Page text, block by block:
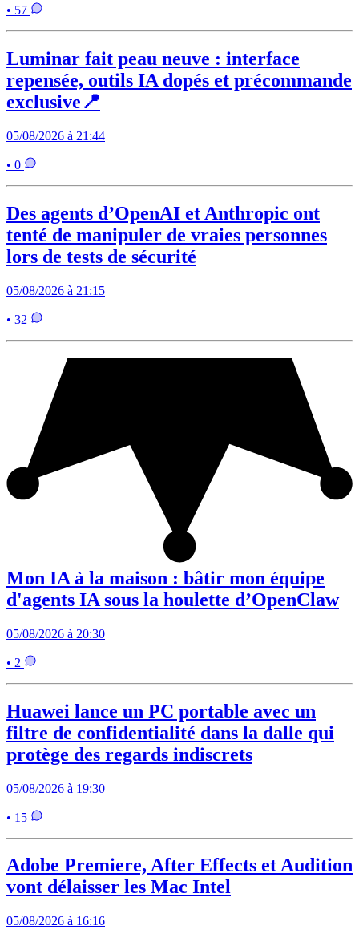
• 57
Luminar fait peau neuve : interface
repensée, outils IA dopés et précommande
exclusive📍
05/08/2026 à 21:44
• 0
Des agents d’OpenAI et Anthropic ont
tenté de manipuler de vraies personnes
lors de tests de sécurité
05/08/2026 à 21:15
• 32
Mon IA à la maison : bâtir mon équipe
d'agents IA sous la houlette d’OpenClaw
05/08/2026 à 20:30
• 2
Huawei lance un PC portable avec un
filtre de confidentialité dans la dalle qui
protège des regards indiscrets
05/08/2026 à 19:30
• 15
Adobe Premiere, After Effects et Audition
vont délaisser les Mac Intel
05/08/2026 à 16:16